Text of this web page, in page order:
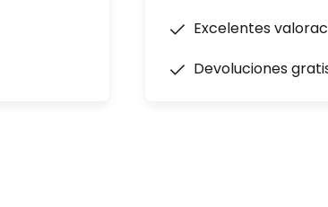
Excelentes
Devoluciones